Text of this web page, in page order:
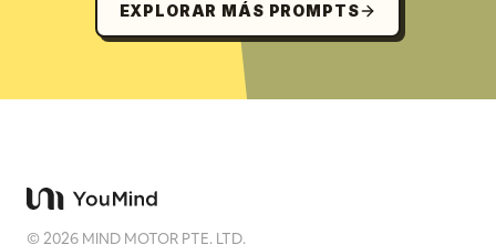
EXPLORAR MÁS PROMPTS
©2026 MIND MOTOR PTE. LTD.